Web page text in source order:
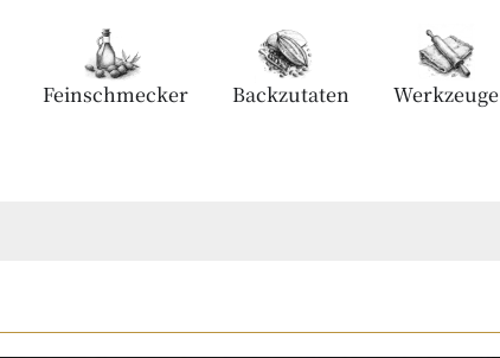
Feinschmecker Backzutaten Werkzeuge